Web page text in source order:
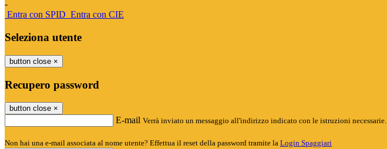
-
Entra con SPID Entra con CIE
Seleziona utente
button close ×
Recupero password
button close ×
E-mail Verrà inviato un messaggio all'indirizzo indicato con le istruzioni necessarie.
Non hai una e-mail associata al nome utente? Effettua il reset della password tramite la Login Spaggiari